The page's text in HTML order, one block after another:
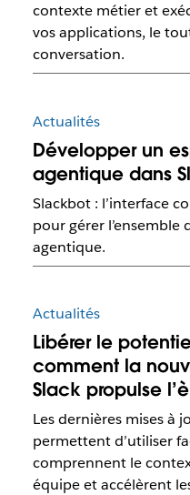
contexte métier et
vos applications, le
conversation.
Actualités
Développer un
agentique dans
Slackbot : l’interface
pour gérer l’ensemble
agentique.
Actualités
Libérer le
comment la
Slack propulse
Les dernières mises à
permettent d’utiliser
comprennent le
équipe et accélèrent